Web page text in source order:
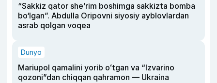
“Sakkiz qator she’rim boshimga sakkizta bomba
bo‘lgan”. Abdulla Oripovni siyosiy ayblovlardan
asrab qolgan voqea
Dunyo
Mariupol qamalini yorib oʻtgan va “Izvarino
qozoni”dan chiqqan qahramon — Ukraina